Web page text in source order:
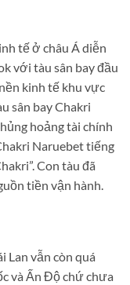
tế ở châu Á diễn
với tàu sân bay đầu
kinh tế khu vực
sân bay Chakri
hoảng tài chính
Naruebet tiếng
Con tàu đã
tiền vận hành.
Lan vẫn còn quá
và Ấn Độ chứ chưa